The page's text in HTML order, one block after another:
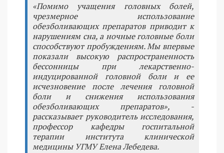
«Помимо учащения головных болей,
чрезмерное использование
обезболивающих препаратов приводит к
нарушениям сна, а ночные головные боли
способствуют пробуждениям. Мы впервые
показали высокую распространенность
бессонницы при лекарственно-
индуцированной головной боли и ее
исчезновение после лечения головной
боли и снижения использования
обезболивающих препаратов», -
рассказывает руководитель исследования,
профессор кафедры госпитальной
терапии института клинической
медицины УГМУ Елена Лебедева.